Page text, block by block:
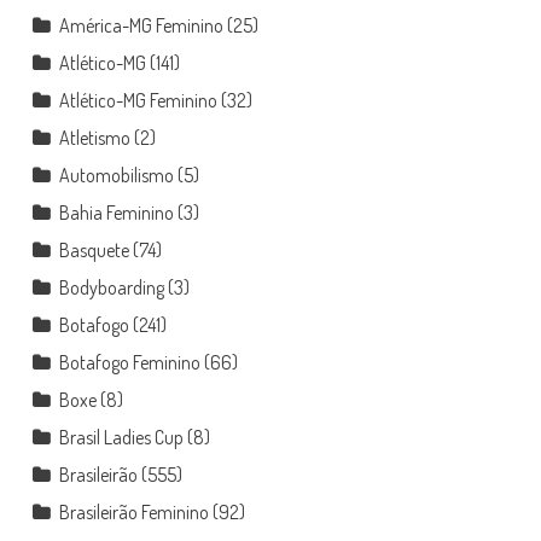
América-MG Feminino (25)
Atlético-MG (141)
Atlético-MG Feminino (32)
Atletismo (2)
Automobilismo (5)
Bahia Feminino (3)
Basquete(74)
Bodyboarding(3)
Botafogo (241)
Botafogo Feminino (66)
Boxe(8)
Brasil Ladies Cup (8)
Brasileirão (555)
Brasileirão Feminino (92)